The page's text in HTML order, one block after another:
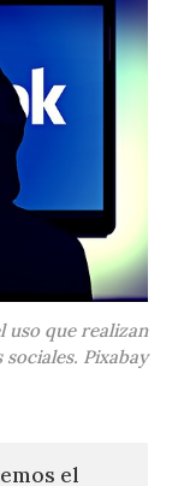
uso que realizan
sociales. Pixabay
el